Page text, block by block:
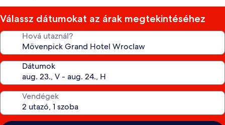
Válassz dátumokat az árak megtekintéséhez
Hová utaznál?
Dátumok
Vendégek